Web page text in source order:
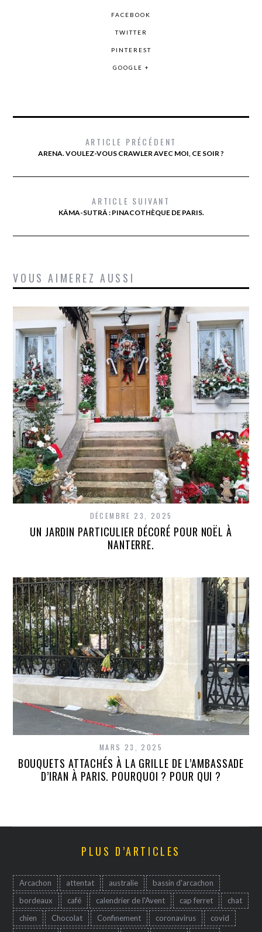
FACEBOOK
TWITTER
PINTEREST
GOOGLE +
ARTICLE PRÉCÉDENT
ARENA. VOULEZ-VOUS CRAWLER AVEC MOI, CE SOIR ?
ARTICLE SUIVANT
KÂMA-SUTRÂ : PINACOTHÈQUE DE PARIS.
VOUS AIMEREZ AUSSI
DÉCEMBRE 23, 2025
UN JARDIN PARTICULIER DÉCORÉ POUR NOËL À
NANTERRE.
MARS 23, 2025
BOUQUETS ATTACHÉS À LA GRILLE DE L’AMBASSADE
D’IRAN À PARIS. POURQUOI ? POUR QUI ?
PLUS D’ARTICLES
Arcachon attentat australie
bassin d'arcachon
bordeaux
café calendrier de l'Avent cap ferret
chat
chien
Chocolat Confinement coronavirus
covid